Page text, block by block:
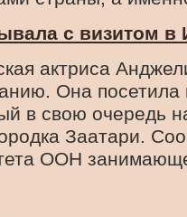
с визитом в
актриса
Она посетила
в свою очередь
Заатари.
ООН